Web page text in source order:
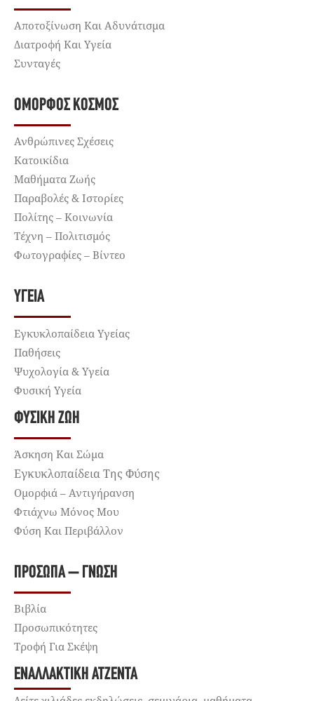
Αποτοξίνωση Και Αδυνάτισμα
Διατροφή Και Υγεία
Συνταγές
ΌΜΟΡΦΟΣ ΚΌΣΜΟΣ
Ανθρώπινες Σχέσεις
Κατοικίδια
Μαθήματα Ζωής
Παραβολές & Ιστορίες
Πολίτης – Κοινωνία
Τέχνη – Πολιτισμός
Φωτογραφίες – Βίντεο
ΥΓΕΊΑ
Εγκυκλοπαίδεια Υγείας
Παθήσεις
Ψυχολογία & Υγεία
Φυσική Υγεία
ΦΥΣΙΚΉ ΖΩΉ
Άσκηση Και Σώμα
Εγκυκλοπαίδεια Της Φύσης
Ομορφιά – Αντιγήρανση
Φτιάχνω Μόνος Μου
Φύση Και Περιβάλλον
ΠΡΌΣΩΠΑ – ΓΝΏΣΗ
Βιβλία
Προσωπικότητες
Τροφή Για Σκέψη
ΕΝΑΛΛΑΚΤΙΚΉ ΑΤΖΈΝΤΑ